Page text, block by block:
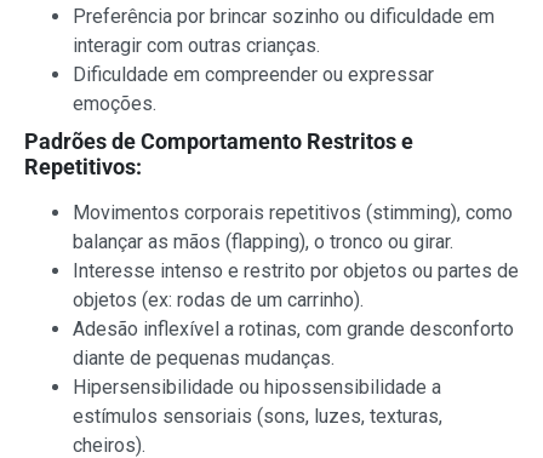
Preferência por brincar sozinho ou dificuldade em
interagir com outras crianças.
Dificuldade em compreender ou expressar
emoções.
Padrões de Comportamento Restritos e
Repetitivos:
Movimentos corporais repetitivos (stimming), como
balançar as mãos (flapping), o tronco ou girar.
Interesse intenso e restrito por objetos ou partes de
objetos (ex: rodas de um carrinho).
Adesão inflexível a rotinas, com grande desconforto
diante de pequenas mudanças.
Hipersensibilidade ou hipossensibilidade a
estímulos sensoriais (sons, luzes, texturas,
cheiros).